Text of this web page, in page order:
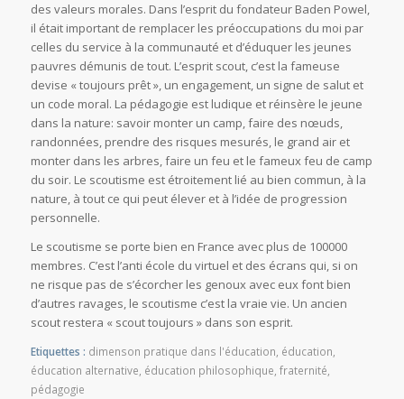
des valeurs morales. Dans l’esprit du fondateur Baden Powel,
il était important de remplacer les préoccupations du moi par
celles du service à la communauté et d’éduquer les jeunes
pauvres démunis de tout. L’esprit scout, c’est la fameuse
devise « toujours prêt », un engagement, un signe de salut et
un code moral. La pédagogie est ludique et réinsère le jeune
dans la nature: savoir monter un camp, faire des nœuds,
randonnées, prendre des risques mesurés, le grand air et
monter dans les arbres, faire un feu et le fameux feu de camp
du soir. Le scoutisme est étroitement lié au bien commun, à la
nature, à tout ce qui peut élever et à l’idée de progression
personnelle.
Le scoutisme se porte bien en France avec plus de 100000
membres. C’est l’anti école du virtuel et des écrans qui, si on
ne risque pas de s’écorcher les genoux avec eux font bien
d’autres ravages, le scoutisme c’est la vraie vie. Un ancien
scout restera « scout toujours » dans son esprit.
Etiquettes : dimenson pratique dans l'éducation, éducation,
éducation alternative, éducation philosophique, fraternité,
pédagogie